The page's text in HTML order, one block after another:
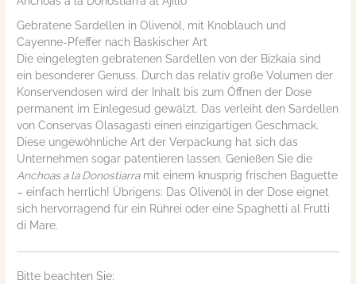
Gebratene Sardellen in Olivenöl, mit Knoblauch und
Cayenne-Pfeffer nach Baskischer Art
Die eingelegten gebratenen Sardellen von der Bizkaia sind
ein besonderer Genuss. Durch das relativ große Volumen der
Konservendosen wird der Inhalt bis zum Öffnen der Dose
permanent im Einlegesud gewälzt. Das verleiht den Sardellen
von Conservas Olasagasti einen einzigartigen Geschmack.
Diese ungewöhnliche Art der Verpackung hat sich das
Unternehmen sogar patentieren lassen. Genießen Sie die
Anchoas a la Donostiarramit einem knusprig frischen Baguette
– einfach herrlich! Übrigens: Das Olivenöl in der Dose eignet
sich hervorragend für ein Rührei oder eine Spaghetti al Frutti
di Mare.
Bitte beachten Sie: